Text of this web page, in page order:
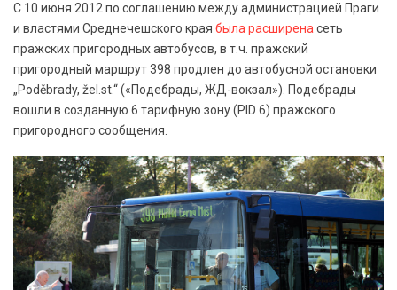
С 10 июня 2012 по соглашению между администрацией Праги
и властями Среднечешского края была расширена сеть
пражских пригородных автобусов, в т.ч. пражский
пригородный маршрут 398 продлен до автобусной остановки
„Poděbrady, žel.st.“ («Подебрады, ЖД-вокзал»). Подебрады
вошли в созданную 6 тарифную зону (PID 6) пражского
пригородного сообщения.